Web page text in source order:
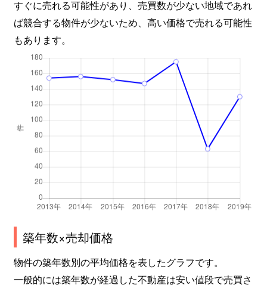
すぐに売れる可能性があり、売買数が少ない地域であれ
ば競合する物件が少ないため、高い価格で売れる可能性
もあります。
築年数×売却価格
物件の築年数別の平均価格を表したグラフです。
一般的には築年数が経過した不動産は安い値段で売買さ